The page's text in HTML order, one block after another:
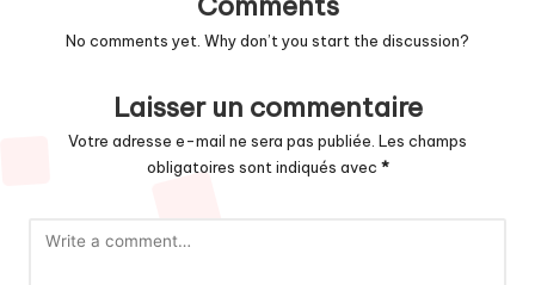
No comments yet. Why don’t you start the discussion?
Laisser un commentaire
Votre adresse e-mail ne sera pas publiée. Les champs
obligatoires sont indiqués avec *